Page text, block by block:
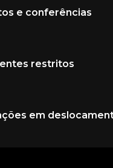
e conferências
restritos
em